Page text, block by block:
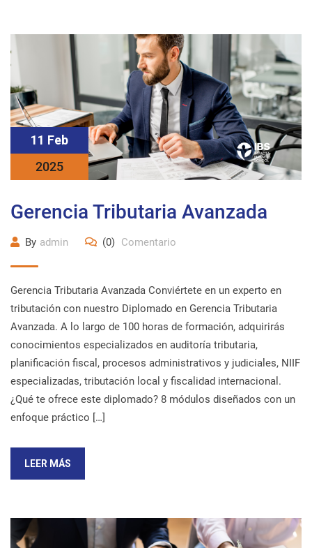
11 Feb
2025
Gerencia Tributaria Avanzada
By admin (0) Comentario
Gerencia Tributaria Avanzada Conviértete en un experto en
tributación con nuestro Diplomado en Gerencia Tributaria
Avanzada. A lo largo de 100 horas de formación, adquirirás
conocimientos especializados en auditoría tributaria,
planificación fiscal, procesos administrativos y judiciales, NIIF
especializadas, tributación local y fiscalidad internacional.
¿Qué te ofrece este diplomado? 8 módulos diseñados con un
enfoque práctico […]
LEER MÁS